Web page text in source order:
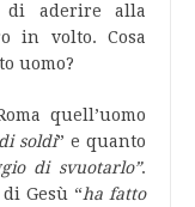
di aderire alla
in volto. Cosa
uomo?
quell’uomo
soldi” e quanto
di svuotarlo”.
Gesù “ha fatto